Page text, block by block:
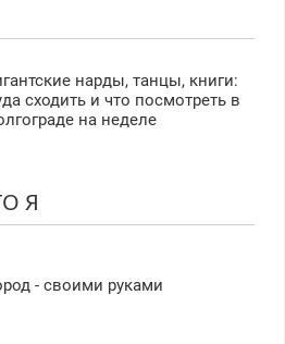
нарды, танцы, книги:
сходить и что посмотреть в
на неделе
Я
- своими руками